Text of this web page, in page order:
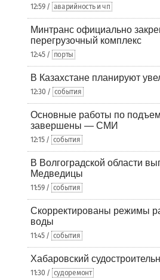
12:59 / аварийность и чп
Минтранс официально
перегрузочный комплекс
12:45 / порты
В Казахстане планируют
12:30 / события
Основные работы по
завершены — СМИ
12:15 / события
В Волгоградской области
Медведицы
11:59 / события
Скорректированы режимы
воды
11:45 / события
Хабаровский
11:30 / судоремонт